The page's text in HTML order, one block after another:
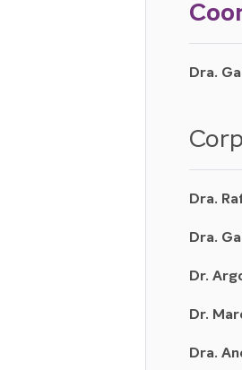
Dra.
Dra.
Dra.
Dr.
Dr.
Dra.